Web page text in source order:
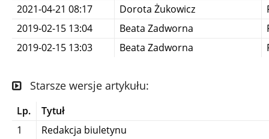
2021-04-21 08:17
Dorota Żukowicz
2019-02-15 13:04
Beata Zadworna
2019-02-15 13:03
Beata Zadworna
Starsze wersje artykułu:
Lp.
Tytuł
1
Redakcja biuletynu